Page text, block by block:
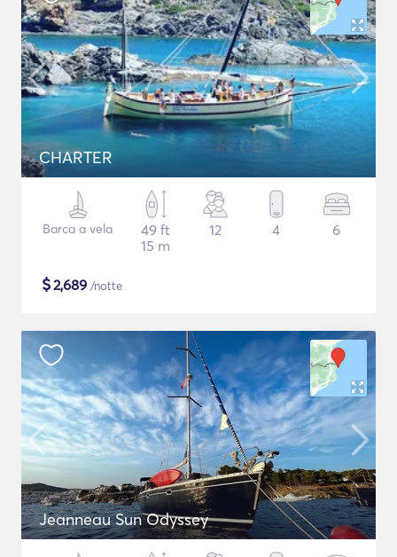
CHARTER
Barca a vela
49 ft
15 m
12 4 6
$2,689 /notte
Jeanneau Sun Odyssey